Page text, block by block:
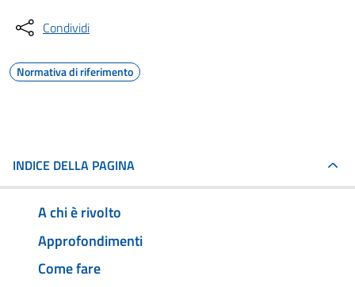
Condividi
Normativa di riferimento
INDICE DELLA PAGINA
A chi è rivolto
Approfondimenti
Come fare